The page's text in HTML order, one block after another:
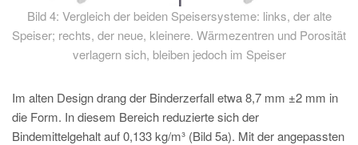
Bild 4: Vergleich der beiden Speisersysteme: links, der alte
Speiser; rechts, der neue, kleinere. Wärmezentren und Porosität
verlagern sich, bleiben jedoch im Speiser
Im alten Design drang der Binderzerfall etwa 8,7 mm ±2 mm in
die Form. In diesem Bereich reduzierte sich der
Bindemittelgehalt auf 0,133 kg/m³ (Bild 5a). Mit der angepassten